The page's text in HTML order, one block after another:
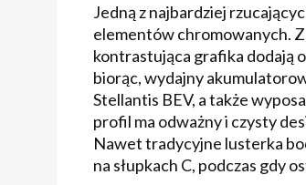
Jedną z najbardziej
elementów chromowanych.
kontrastująca grafika dodają
biorąc, wydajny
Stellantis BEV, a także
profil ma odważny i czysty
Nawet tradycyjne lusterka
na słupkach C, podczas gdy